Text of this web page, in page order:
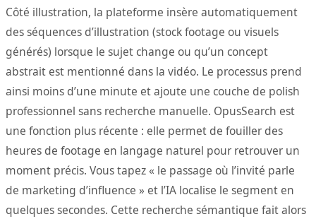
Côté illustration, la plateforme insère automatiquement
des séquences d’illustration (stock footage ou visuels
générés) lorsque le sujet change ou qu’un concept
abstrait est mentionné dans la vidéo. Le processus prend
ainsi moins d’une minute et ajoute une couche de polish
professionnel sans recherche manuelle. OpusSearch est
une fonction plus récente : elle permet de fouiller des
heures de footage en langage naturel pour retrouver un
moment précis. Vous tapez « le passage où l’invité parle
de marketing d’influence » et l’IA localise le segment en
quelques secondes. Cette recherche sémantique fait alors